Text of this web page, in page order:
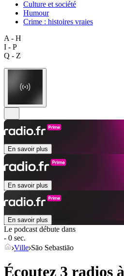
Culture et société
Humour
Crime : histoires vraies
A - H
I - P
Q - Z
En savoir plus
En savoir plus
En savoir plus
Le podcast débute dans
- 0 sec.
Ville Sāo Sebastiāo
Écoutez 3 radios à